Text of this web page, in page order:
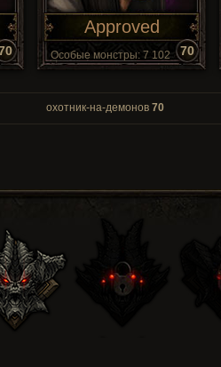
Approved
Особые монстры: 7 102 70
охотник-на-демонов 70